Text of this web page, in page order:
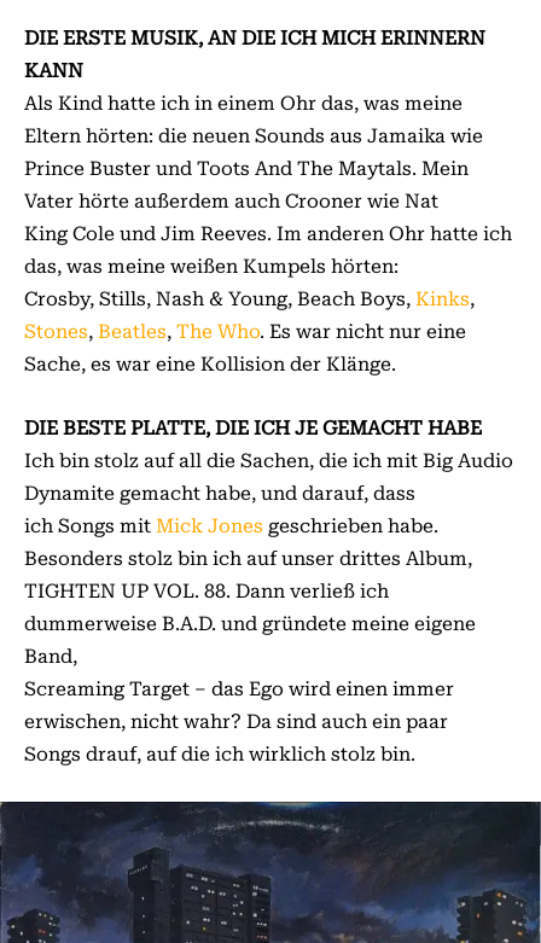
DIE ERSTE MUSIK, AN DIE ICH MICH ERINNERN
KANN
Als Kind hatte ich in einem Ohr das, was meine
Eltern hörten: die neuen Sounds aus Jamaika wie
Prince Buster und Toots And The Maytals. Mein
Vater hörte außerdem auch Crooner wie Nat
King Cole und Jim Reeves. Im anderen Ohr hatte ich
das, was meine weißen Kumpels hörten:
Crosby, Stills, Nash & Young, Beach Boys, Kinks,
Stones, Beatles, The Who. Es war nicht nur eine
Sache, es war eine Kollision der Klänge.
DIE BESTE PLATTE, DIE ICH JE GEMACHT HABE
Ich bin stolz auf all die Sachen, die ich mit Big Audio
Dynamite gemacht habe, und darauf, dass
ich Songs mit Mick Jones geschrieben habe.
Besonders stolz bin ich auf unser drittes Album,
TIGHTEN UP VOL. 88. Dann verließ ich
dummerweise B.A.D. und gründete meine eigene
Band,
Screaming Target – das Ego wird einen immer
erwischen, nicht wahr? Da sind auch ein paar
Songs drauf, auf die ich wirklich stolz bin.